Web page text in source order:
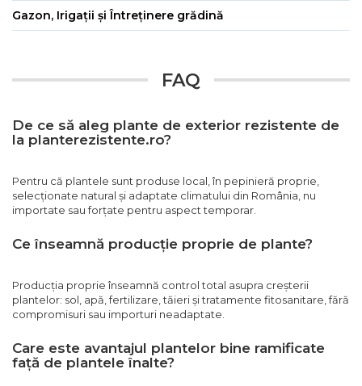
Gazon, Irigații și Întreținere grădină
FAQ
De ce să aleg plante de exterior rezistente de
la planterezistente.ro?
Pentru că plantele sunt produse local, în pepinieră proprie,
selecționate natural și adaptate climatului din România, nu
importate sau forțate pentru aspect temporar.
Ce înseamnă producție proprie de plante?
Producția proprie înseamnă control total asupra creșterii
plantelor: sol, apă, fertilizare, tăieri și tratamente fitosanitare, fără
compromisuri sau importuri neadaptate.
Care este avantajul plantelor bine ramificate
față de plantele înalte?